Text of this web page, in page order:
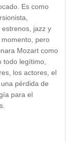
Es como
jazz y
pero
Mozart como
todo legítimo,
los actores, el
pérdida de
para el